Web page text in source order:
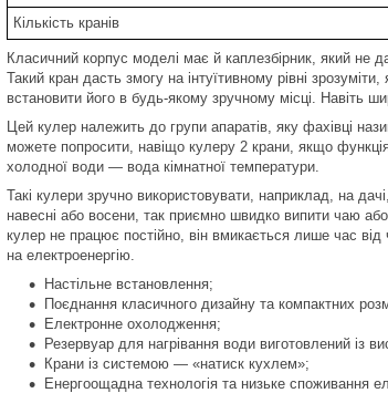
Кількість кранів
Класичний корпус моделі має й каплезбірник, який не
Такий кран дасть змогу на інтуїтивному рівні
встановити його в будь-якому зручному місці. Навіть
Цей кулер належить до групи апаратів, яку фахівці
можете попросити, навіщо кулеру 2 крани, якщо
холодної води — вода кімнатної температури.
Такі кулери зручно використовувати, наприклад, на
навесні або восени, так приємно швидко випити чаю
кулер не працює постійно, він вмикається лише час
на електроенергію.
Настільне встановлення;
Поєднання класичного дизайну та компактних
Електронне охолодження;
Резервуар для нагрівання води виготовлений із
Крани із системою — «натиск кухлем»;
Енергоощадна технологія та низьке споживання